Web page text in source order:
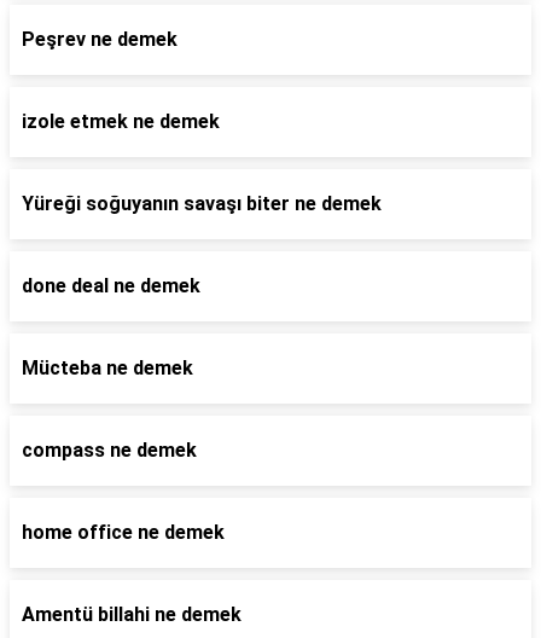
Peşrev ne demek
izole etmek ne demek
Yüreği soğuyanın savaşı biter ne demek
done deal ne demek
Mücteba ne demek
compass ne demek
home office ne demek
Amentü billahi ne demek